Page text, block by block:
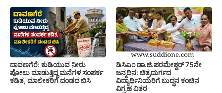
ದಾವಣಗೆರೆ: ಕುಡಿಯುವ ನೀರು
ಪೋಲು ಮಾಡುತ್ತಿದ್ದ ಮನೆಗಳ ಸಂಪರ್ಕ
ಕಡಿತ, ಮಾಲೀಕರಿಗೆ ದಂಡದ ಬಿಸಿ
ಡಿಸಿಎಂ ಡಾ.ಜಿ.ಪರಮೇಶ್ವರ್ 75ನೇ
ಜನ್ಮದಿನ: ಚಿತ್ರದುರ್ಗದ
ವಿದ್ಯಾರ್ಥಿನಿಯರಿಗೆ ಬುದ್ಧನ ಕಂಚಿನ
ವಿಗ್ರಹ ವಿತರ